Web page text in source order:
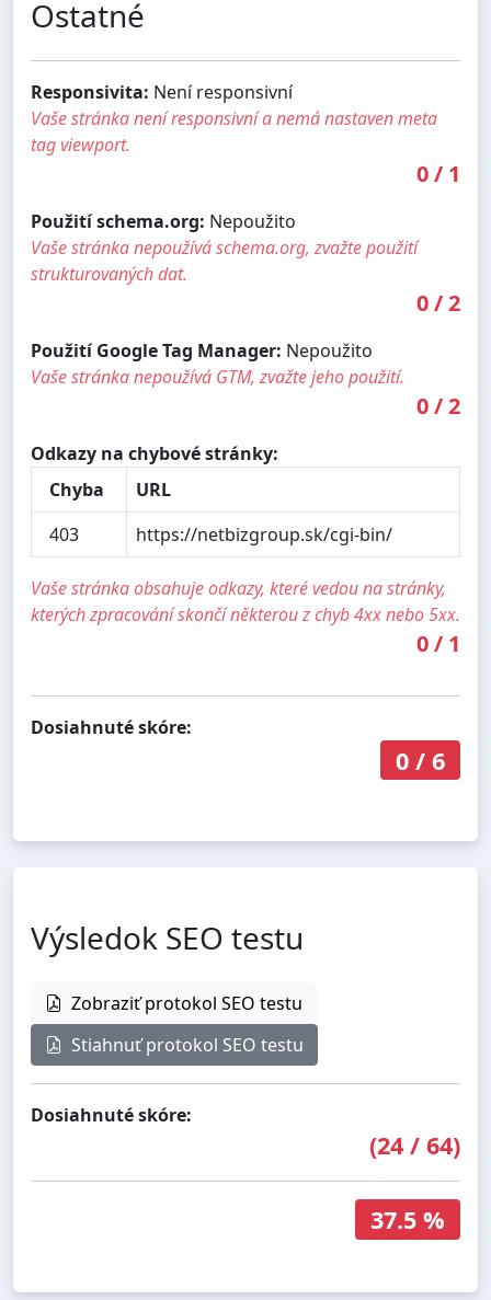
Ostatné
Responsivita: Není responsivní
Vaše stránka není responsivní a nemá nastaven meta
tag viewport.
0/ 1
Použití schema.org: Nepoužito
Vaše stránka nepoužívá schema.org, zvažte použití
strukturovaných dat.
0/2
Použití Google Tag Manager: Nepoužito
Vaše stránka nepoužívá GTM, zvažte jeho použití.
0/2
Odkazy na chybové stránky:
Chyba
URL
403
https://netbizgroup.sk/cgi-bin/
Vaše stránka obsahuje odkazy, které vedou na stránky,
kterých zpracování skončí některou z chyb 4xx nebo 5xx.
0/ 1
Dosiahnuté skóre:
0/ 6
Výsledok SEO testu
Zobraziť protokol SEO testu
Stiahnuť protokol SEO testu
Dosiahnuté skóre:
(24 / 64)
37.5 %